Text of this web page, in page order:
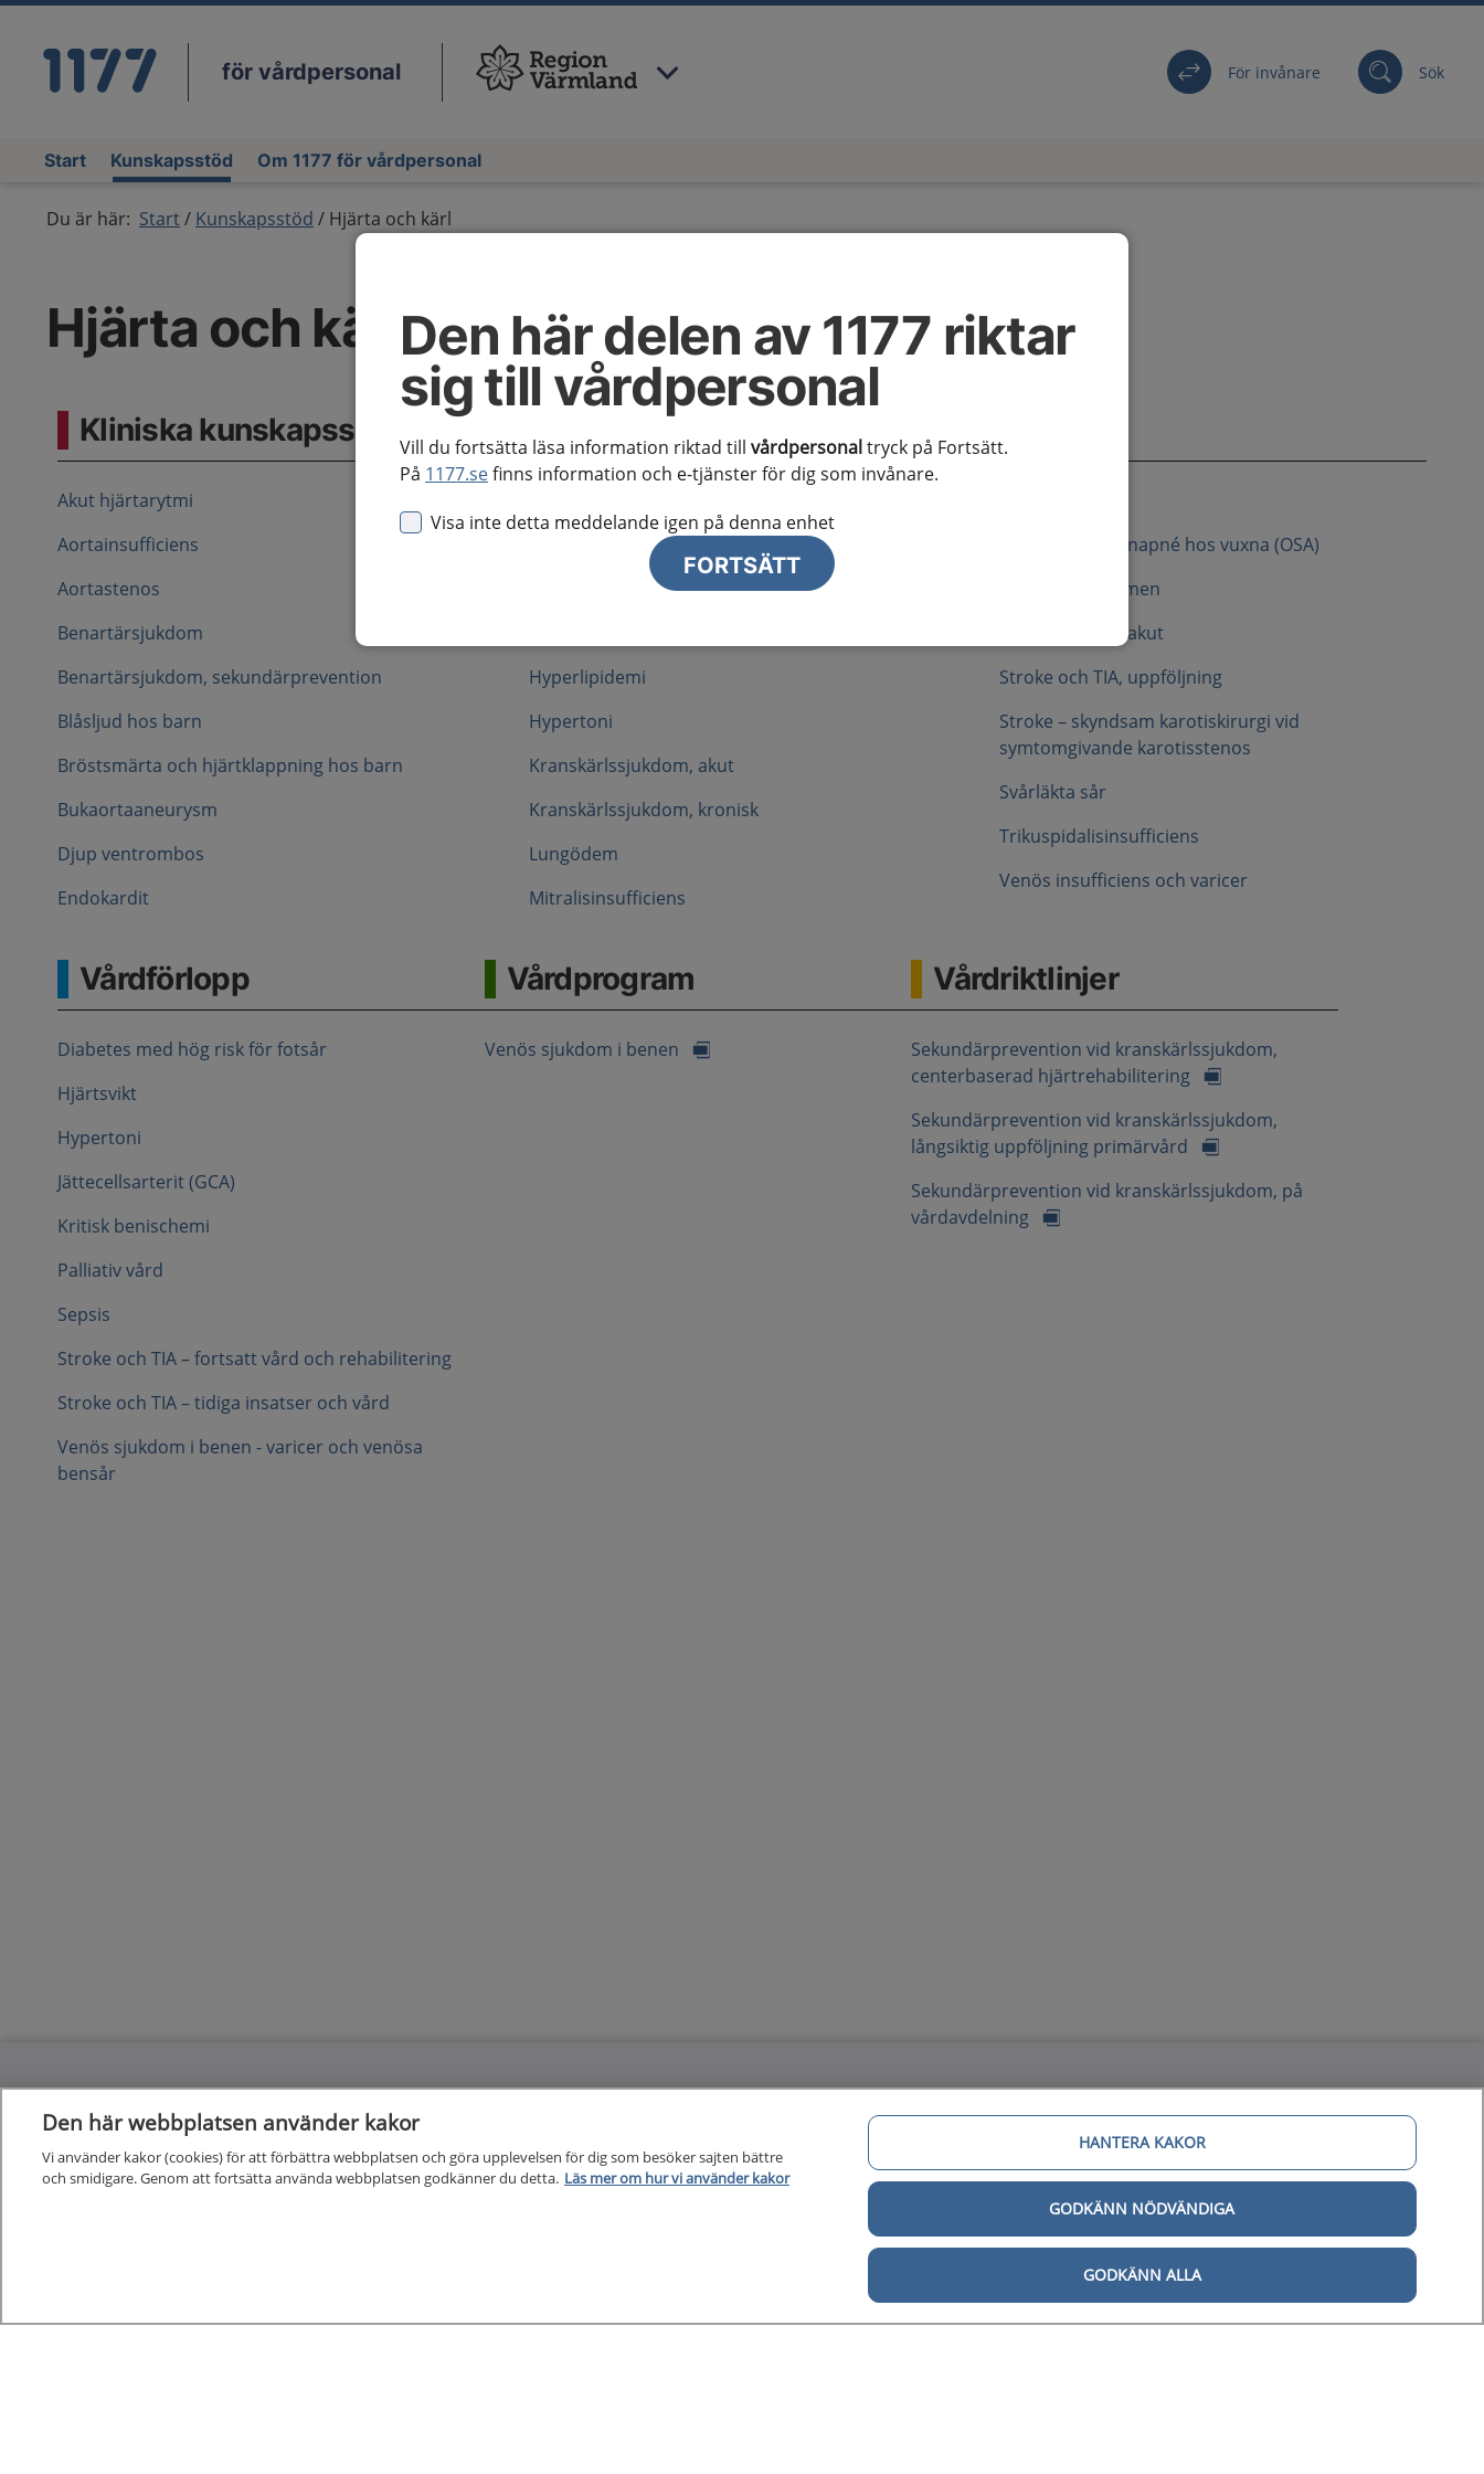
Den här delen av 1177 riktar
sig till vårdpersonal
Vill du fortsätta läsa information riktad till vårdpersonaltryck på Fortsätt.
På 1177.sefinns information och e-tjänster för dig som invånare.
Visa inte detta meddelande igen på denna enhet
FORTSÄTT
för vårdpersonal Du har valt regionVärmland För invånare Sök
Start Kunskapsstöd Om 1177 för vårdpersonal
Du är här: Start Kunskapsstöd Hjärta och kärl
Hjärta och kärl
Kliniska kunskapsstöd
Akut hjärtarytmi
Aortainsufficiens
Aortastenos
Benartärsjukdom
Benartärsjukdom, sekundärprevention
Blåsljud hos barn
Bröstsmärta och hjärtklappning hos barn
Bukaortaaneurysm
Djup ventrombos
Endokardit
Hyperlipidemi
Hypertoni
Kranskärlssjukdom, akut
Kranskärlssjukdom, kronisk
Lungödem
Mitralisinsufficiens
Obstruktiv sömnapné hos vuxna (OSA)
Raynauds fenomen
Stroke och TIA, akut
Stroke och TIA, uppföljning
Stroke – skyndsam karotiskirurgi vid
symtomgivande karotisstenos
Svårläkta sår
Trikuspidalisinsufficiens
Venös insufficiens och varicer
Vårdförlopp
Diabetes med hög risk för fotsår
Hjärtsvikt
Hypertoni
Jättecellsarterit (GCA)
Kritisk benischemi
Palliativ vård
Sepsis
Stroke och TIA – fortsatt vård och rehabilitering
Stroke och TIA – tidiga insatser och vård
Venös sjukdom i benen - varicer och venösa
bensår
Vårdprogram
Venös sjukdom i benen
Vårdriktlinjer
Sekundärprevention vid kranskärlssjukdom,
centerbaserad hjärtrehabilitering
Sekundärprevention vid kranskärlssjukdom,
långsiktig uppföljning primärvård
Sekundärprevention vid kranskärlssjukdom, på
vårdavdelning
Kunskapsstöd
Om 1177 för vårdpersonal
About us
Digital tillgänglighet
Behandling av personuppgifter
Hantering av kakor
Den här webbplatsen använder kakor
Vi använder kakor (cookies) för att förbättra webbplatsen och göra upplevelsen för dig som besöker sajten bättre
och smidigare. Genom att fortsätta använda webbplatsen godkänner du detta. Läs mer om hur vi använder kakor
HANTERA KAKOR
GODKÄNN NÖDVÄNDIGA
GODKÄNN ALLA